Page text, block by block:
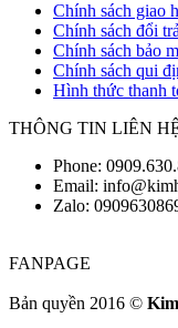
Chính sách giao
Chính sách đổi
Chính sách bảo
Chính sách qui
Hình thức thanh
THÔNG TIN LIÊN
Phone:
Email:
Zalo:
FANPAGE
Bản quyền 2016 ©